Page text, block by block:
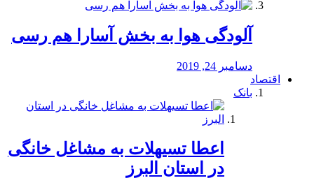
آلودگی هوا به بخش آسارا هم رسی
دسامبر 24, 2019
اقتصاد
بانک
️اعطا تسیهلات به مشاغل خانگی
در استان البرز